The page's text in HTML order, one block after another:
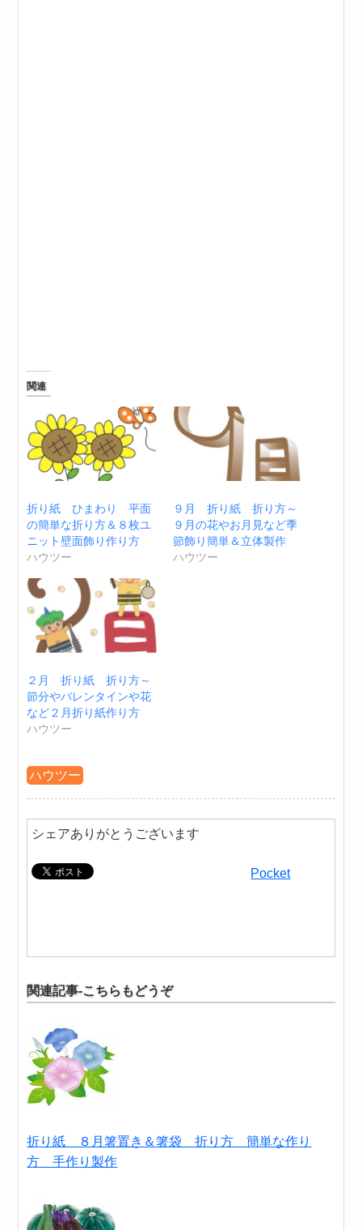
関連
折り紙 ひまわり 平面
の簡単な折り方＆８枚ユ
ニット壁面飾り作り方
ハウツー
９月 折り紙 折り方～
９月の花やお月見など季
節飾り簡単＆立体製作
ハウツー
２月 折り紙 折り方～
節分やバレンタインや花
など２月折り紙作り方
ハウツー
ハウツー
シェアありがとうございます
Pocket
関連記事-こちらもどうぞ
折り紙 ８月箸置き＆箸袋 折り方 簡単な作り
方 手作り製作